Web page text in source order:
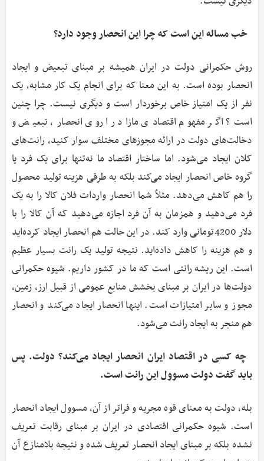
خب مساله این است که چرا این انحصار وجود دارد؟
روش حکمرانی دولت در ایران همیشه بر مبنای تبعیض و ایجاد
انحصار بوده است. به این معنا که برای انجام یک کار مشابه،‌ یک
نفر از یک امتیاز خاص برخوردار است و دیگری نیست. چرا چنین
است؟ اگر مفهوم اقتصادی مازاد را روی انحصار، تبعیض و
دخالت‌های دولت در ارائه مجوزهای مختلف سوار کنید، رانت‌های
کلان ایجاد می‌شود. اما ساختار اقتصاد ما نه‌تنها برای یک فرد یا
گروه خاص انحصار ایجاد می‌کند بلکه به طرقی هزینه تولید محصول
را هم کاهش می‌دهد. مثلاً شما انحصار واردات فلان کالا را به یک
فرد می‌دهید و همزمان به آن فرد اجازه می‌دهید که آن کالا را با
دلار 4200تومانی وارد کند. در این حالت هم انحصار ایجاد کرده‌اید
و هم هزینه را کاهش داده‌اید. نتیجه تولید یک رانت بسیار عظیم
است. این ریشه رانتی است که ما در کشور داریم. شیوه حکمرانی
دولت‌ها در ایران بر مبنای بخشش منابع عمومی از قبیل ارز، زمین،
مجوز و سایر امتیازات است. اینها انحصار ایجاد می‌کند و انحصار
هم منجر به ایجاد رانت می‌شود.
چه کسی در اقتصاد ایران انحصار ایجاد می‌کند؟ دولت. پس
باید گفت دولت مسوول این رانت است.
بله، دولت به معنای قوه مجریه و فراتر از آن، مسوول ایجاد انحصار
است. شیوه حکمرانی اقتصادی در ایران بر مبنای رقابت تعریف
نشده بلکه بر مبنای ایجاد انحصار تعریف شده و نتیجه بلامنازع آن